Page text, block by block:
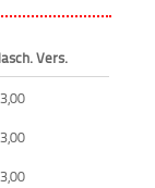
Vers.